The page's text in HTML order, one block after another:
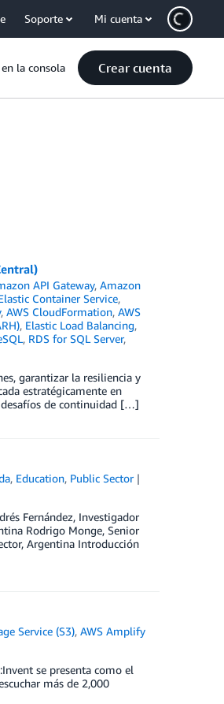
Soporte Mi cuenta
la consola Crear cuenta
API Gateway,Amazon
Container Service,
, AWS CloudFormation, AWS
, Elastic Load Balancing,
, RDS for SQL Server,
garantizar la resiliencia y
estratégicamente en
desafíos de continuidad […]
, Education, Public Sector
Fernández, Investigador
Rodrigo Monge, Senior
Argentina Introducción
Service (S3),AWS Amplify
se presenta como el
más de 2,000